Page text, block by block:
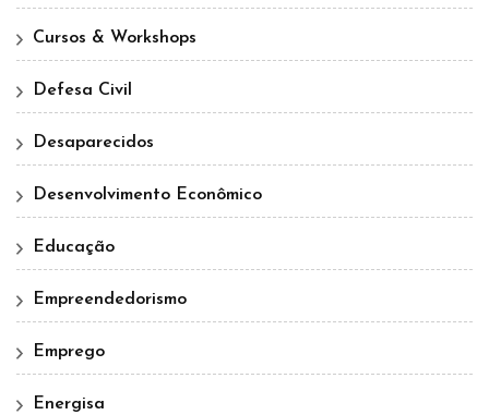
Cursos & Workshops
Defesa Civil
Desaparecidos
Desenvolvimento Econômico
Educação
Empreendedorismo
Emprego
Energisa